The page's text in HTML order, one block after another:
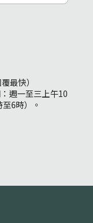
最快）
週一至三上午10
6時）。